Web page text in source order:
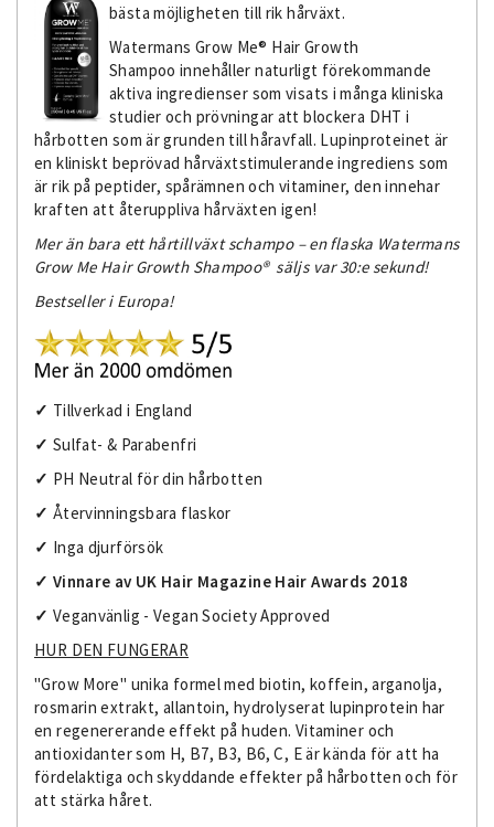
bästa möjligheten till rik hårväxt.
Watermans Grow Me® Hair Growth
Shampoo innehåller naturligt förekommande
aktiva ingredienser som visats i många kliniska
studier och prövningar att blockera DHT i
hårbotten som är grunden till håravfall. Lupinproteinet är
en kliniskt beprövad hårväxtstimulerande ingrediens som
är rik på peptider, spårämnen och vitaminer, den innehar
kraften att återuppliva hårväxten igen!
Mer än bara ett hårtillväxt schampo – en flaska Watermans
Grow Me Hair Growth Shampoo® säljs var 30:e sekund!
Bestseller i Europa!
✓ Tillverkad i England
✓ Sulfat- & Parabenfri
✓ PH Neutral för din hårbotten
✓ Återvinningsbara flaskor
✓ Inga djurförsök
✓ Vinnare av UK Hair Magazine Hair Awards 2018
✓ Veganvänlig - Vegan Society Approved
HUR DEN FUNGERAR
"Grow More" unika formel med biotin, koffein, arganolja,
rosmarin extrakt, allantoin, hydrolyserat lupinprotein har
en regenererande effekt på huden. Vitaminer och
antioxidanter som H, B7, B3, B6, C, E är kända för att ha
fördelaktiga och skyddande effekter på hårbotten och för
att stärka håret.